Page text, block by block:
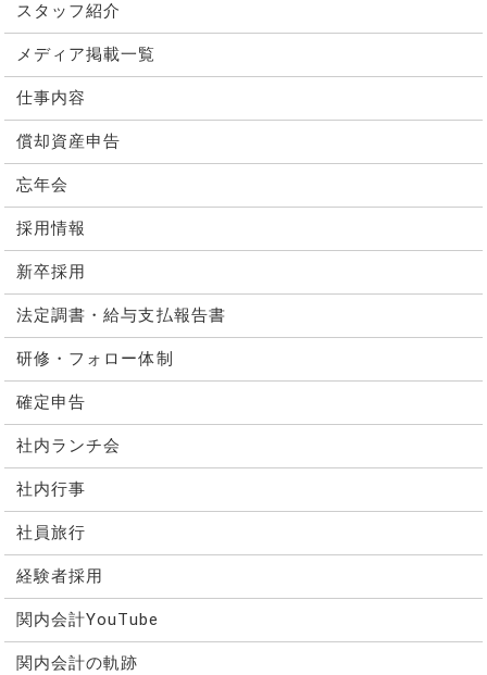
スタッフ紹介
メディア掲載一覧
仕事内容
償却資産申告
忘年会
採用情報
新卒採用
法定調書・給与支払報告書
研修・フォロー体制
確定申告
社内ランチ会
社内行事
社員旅行
経験者採用
関内会計YouTube
関内会計の軌跡